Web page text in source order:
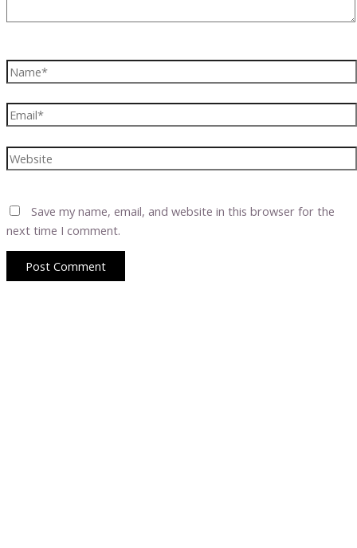
Name*
Email*
Website
Save my name, email, and website in this browser for the
next time I comment.